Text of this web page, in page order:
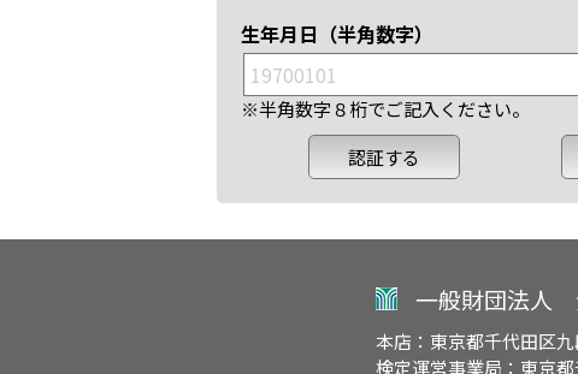
生年月日（半角数字）
※半角数字８桁でご記入ください。
一般財団法人
本店：東京都千代田区
検定運営事業局：東京